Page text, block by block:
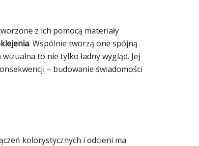
z ich pomocą materiały
. Wspólnie tworzą one spójną
to nie tylko ładny wygląd. Jej
– budowanie świadomości
kolorystycznych i odcieni ma